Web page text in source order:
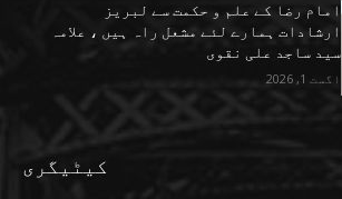
امام رضا کے علم و حکمت سے لبریز
ارشادات ہمارے لئے مشعل راہ ہیں ، علامہ
سید ساجد علی نقوی
اگست 1, 2026
کیٹیگری